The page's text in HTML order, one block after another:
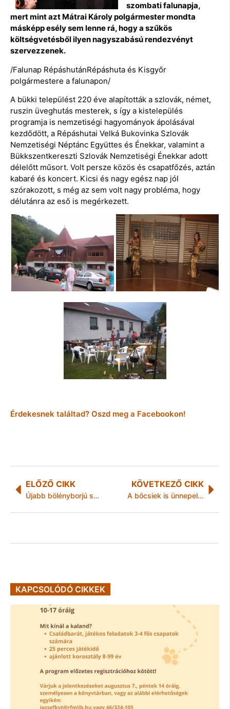
szombati falunapja,
mert mint azt Mátrai Károly polgármester mondta
másképp esély sem lenne rá, hogy a szűkös
költségvetésből ilyen nagyszabású rendezvényt
szervezzenek.
/Falunap RépáshutánRépáshuta és Kisgyőr
polgármestere a falunapon/
A bükki települést 220 éve alapították a szlovák, német,
ruszin üveghutás mesterek, s így a kistelepülés
programja is nemzetiségi hagyományok ápolásával
kezdődött, a Répáshutai Velká Bukovinka Szlovák
Nemzetiségi Néptánc Együttes és Énekkar, valamint a
Bükkszentkereszti Szlovák Nemzetiségi Énekkar adott
délelőtt műsort. Volt persze közös és csapatfőzés, aztán
kabaré és koncert. Kicsi és nagy egész nap jól
szórakozott, s még az sem volt nagy probléma, hogy
délutánra az eső is megérkezett.
Érdekesnek találtad? Oszd meg a Facebookon!
ELŐZŐ CIKK
Újabb bölényborjú született Füzérkomlóson
KÖVETKEZŐ CIKK
A bőcsiek is ünnepeltek
KAPCSOLÓDÓ CIKKEK